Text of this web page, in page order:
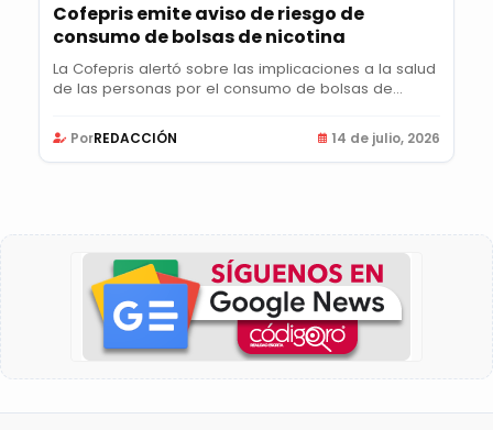
Cofepris emite aviso de riesgo de
consumo de bolsas de nicotina
La Cofepris alertó sobre las implicaciones a la salud
de las personas por el consumo de bolsas de...
PorREDACCIÓN 14 de julio, 2026